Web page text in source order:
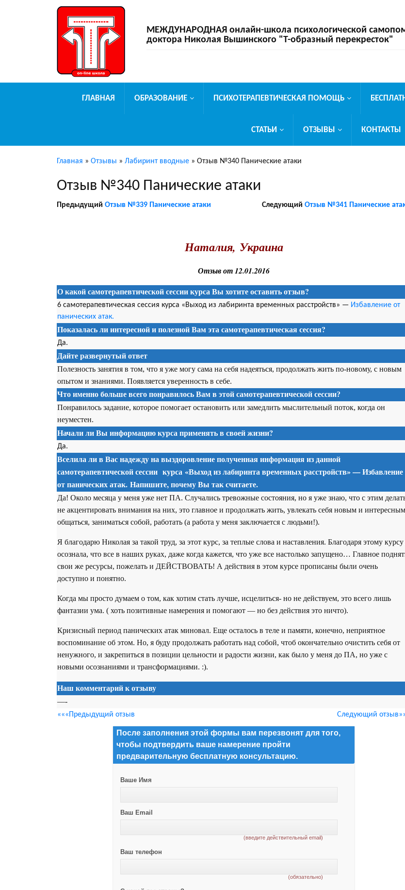
МЕЖДУНАРОДНАЯ онлайн-школа психологической
доктора Николая Вышинского "Т-образный перекресток"
ГЛАВНАЯ ОБРАЗОВАНИЕ ПСИХОТЕРАПЕВТИЧЕСКАЯ ПОМОЩЬ
СТАТЬИ ОТЗЫВЫ КОНТАКТЫ
Главная » Отзывы » Лабиринт вводные » Отзыв №340 Панические атаки
Отзыв №340 Панические атаки
Предыдущий Отзыв №339 Панические атаки Следующий Отзыв №341 Панические
Наталия, Украина
Отзыв от 12.01.2016
О какой самотерапевтической сессии курса Вы хотите оставить отзыв?
6 самотерапевтическая сессия курса «Выход из лабиринта временных расстройств» — Избавление от
панических атак.
Показалась ли интересной и полезной Вам этасамотерапевтическая сессия?
Да.
Дайте развернутый ответ
Полезность занятия в том, что я уже могу сама на себя надеяться, продолжать жить по-новому, с новым
опытом и знаниями. Появляется уверенность в себе.
Что именно больше всего понравилось Вам в этой самотерапевтической сессии?
Понравилось задание, которое помогает остановить или замедлить мыслительный поток, когда он
неуместен.
Начали ли Вы информацию курса применять в своей жизни?
Да.
Вселила ли в Вас надежду на выздоровление полученная информация из данной
самотерапевтической сессии курса «Выход из лабиринта временных расстройств» — Избавление
от панических атак. Напишите, почему Вы так считаете.
Да! Около месяца у меня уже нет ПА. Случались тревожные состояния, но я уже знаю, что с этим
не акцентировать внимания на них, это главное и продолжать жить, увлекать себя новым и
общаться, заниматься собой, работать (а работа у меня заключается с людьми!).
Я благодарю Николая за такой труд, за этот курс, за теплые слова и наставления. Благодаря этому курсу
осознала, что все в наших руках, даже когда кажется, что уже все настолько запущено… Главное
свои же ресурсы, пожелать и ДЕЙСТВОВАТЬ! А действия в этом курсе прописаны были очень
доступно и понятно.
Когда мы просто думаем о том, как хотим стать лучше, исцелиться- но не действуем, это всего лишь
фантазии ума. ( хоть позитивные намерения и помогают — но без действия это ничто).
Кризисный период панических атак миновал. Еще осталось в теле и памяти, конечно, неприятное
воспоминание об этом. Но, я буду продолжать работать над собой, чтоб окончательно очистить себя от
ненужного, и закрепиться в позиции цельности и радости жизни, как было у меня до ПА, но уже с
новыми осознаниями и трансформациями. :).
Наш комментарий к отзыву
—-
«««Предыдущий отзыв Следующий
После заполнения этой формы вам перезвонят для того,
чтобы подтвердить ваше намерение пройти
предварительную бесплатную консультацию.
Ваше Имя
Ваш Email
(введите действительный email)
Ваш телефон
(обязательно)